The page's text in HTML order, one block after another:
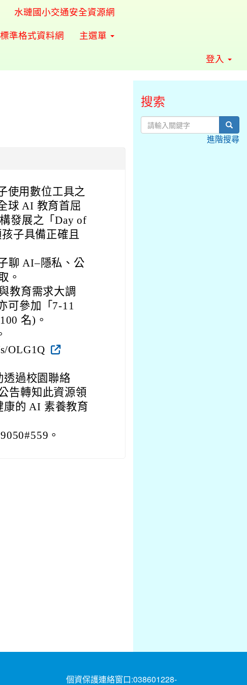
水璉國小交通安全資源網
準格式資料網
主選單
登入
使用數位工具之
球 AI 教育首屈
發展之「Day of
子具備正確且
聊 AI–隱私、公
。
教育需求大調
可參加「7-11
名)。
OLG1Q
透過校園聯絡
告轉知此資源領
康的 AI 素養教育
。
搜索
進階搜尋
個資保護連絡窗口:038601228-